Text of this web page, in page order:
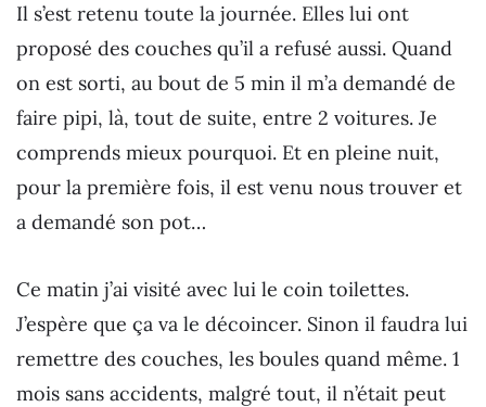
Il s’est retenu toute la journée. Elles lui ont
proposé des couches qu’il a refusé aussi. Quand
on est sorti, au bout de 5 min il m’a demandé de
faire pipi, là, tout de suite, entre 2 voitures. Je
comprends mieux pourquoi. Et en pleine nuit,
pour la première fois, il est venu nous trouver et
a demandé son pot…
Ce matin j’ai visité avec lui le coin toilettes.
J’espère que ça va le décoincer. Sinon il faudra lui
remettre des couches, les boules quand même. 1
mois sans accidents, malgré tout, il n’était peut